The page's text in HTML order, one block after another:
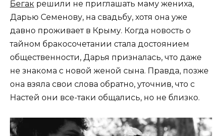
Бегак решили не приглашать маму жениха,
Дарью Семенову, на свадьбу, хотя она уже
давно проживает в Крыму. Когда новость о
тайном бракосочетании стала достоянием
общественности, Дарья призналась, что даже
не знакома с новой женой сына. Правда, позже
она взяла свои слова обратно, уточнив, что с
Настей они все-таки общались, но не близко.